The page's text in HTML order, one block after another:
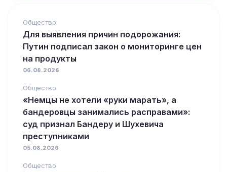
Общество
Для выявления причин подорожания:
Путин подписал закон о мониторинге цен
на продукты
06.08.2026
Общество
«Немцы не хотели «руки марать», а
бандеровцы занимались расправами»:
суд признал Бандеру и Шухевича
преступниками
05.08.2026
Общество